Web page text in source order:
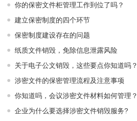
你的保密文件柜管理工作到位了吗？
建立保密制度的四个环节
保密制度建设存在的问题
纸质文件销毁，免除信息泄露风险
关于电子公文销毁，这些要点你知道吗？
涉密文件的保密管理流程及注意事项
你知道吗，会议涉密文件材料如何管理？
企业为什么要选择涉密文件销毁服务?